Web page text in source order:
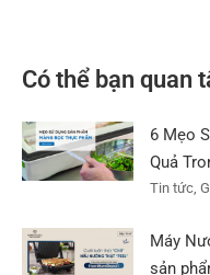
Có thể bạn quan
6 Mẹo
Quả
Tin tức,
Máy
sản